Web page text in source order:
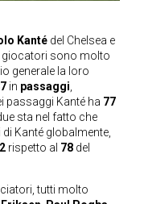
Kanté del Chelsea e
giocatori sono molto
generale la loro
in passaggi,
passaggi Kanté ha 77
sta nel fatto che
Kanté globalmente,
rispetto al 78 del
tutti molto